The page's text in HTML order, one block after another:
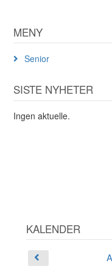
MENY
Senior
SISTE NYHETER
Ingen aktuelle.
KALENDER